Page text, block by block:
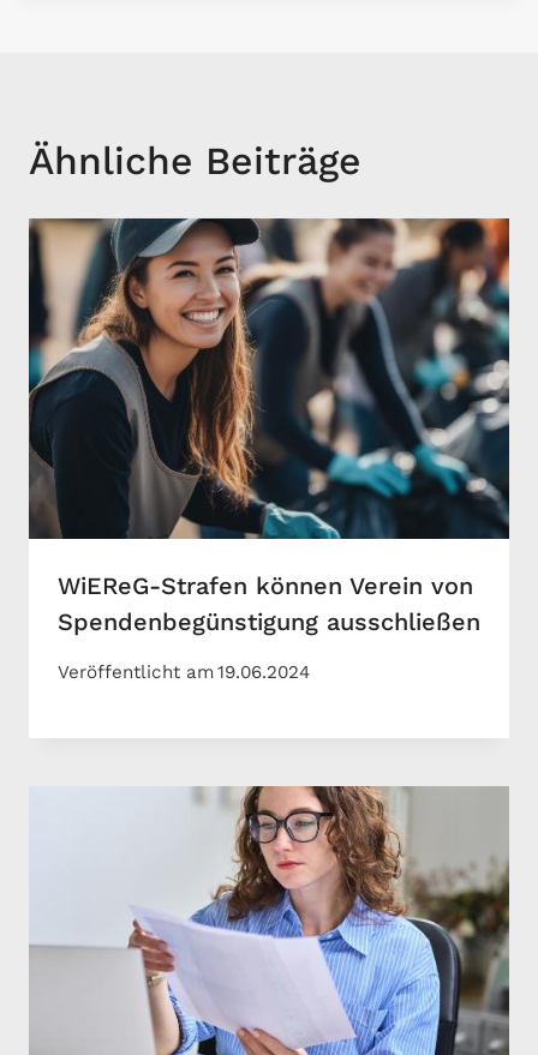
Ähnliche Beiträge
WiEReG-Strafen können Verein von
Spendenbegünstigung ausschließen
Veröffentlicht am19.06.2024